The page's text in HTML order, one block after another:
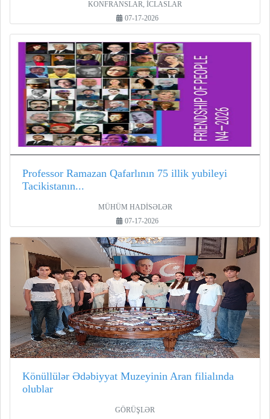
KONFRANSLAR, İCLASLAR
07-17-2026
Professor Ramazan Qafarlının 75 illik yubileyi
Tacikistanın...
MÜHÜM HADİSƏLƏR
07-17-2026
Könüllülər Ədəbiyyat Muzeyinin Aran filialında
olublar
GÖRÜŞLƏR